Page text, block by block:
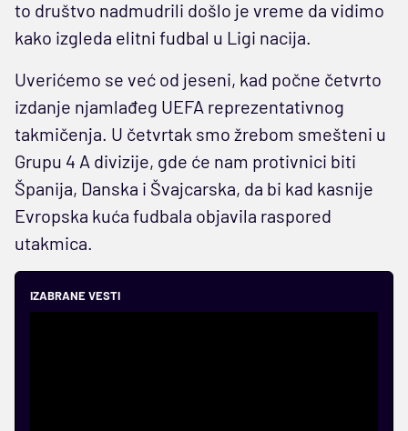
to društvo nadmudrili došlo je vreme da vidimo
kako izgleda elitni fudbal u Ligi nacija.
Uverićemo se već od jeseni, kad počne četvrto
izdanje njamlađeg UEFA reprezentativnog
takmičenja. U četvrtak smo žrebom smešteni u
Grupu 4 A divizije, gde će nam protivnici biti
Španija, Danska i Švajcarska, da bi kad kasnije
Evropska kuća fudbala objavila raspored
utakmica.
IZABRANE VESTI